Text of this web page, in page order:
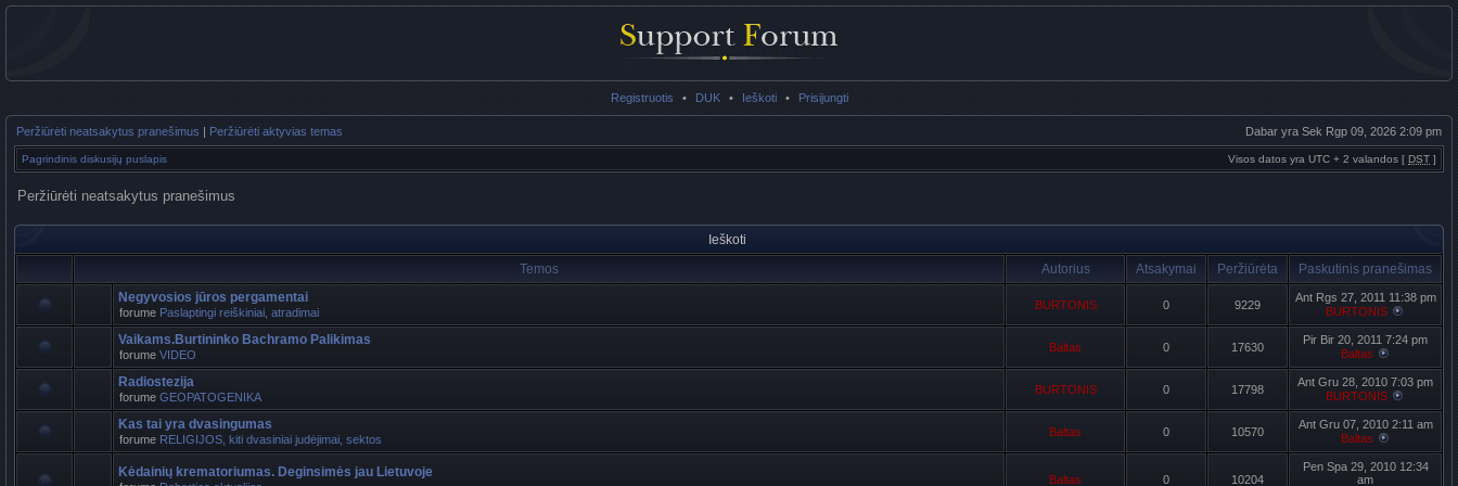
Registruotis • DUK • Ieškoti • Prisijungti
Peržiūrėti neatsakytus pranešimus | Peržiūrėti aktyvias temas Dabar yra Sek Rgp 09, 2026 2:09 pm
Pagrindinis diskusijų puslapis Visos datos yra UTC + 2 valandos [ DST ]
Peržiūrėti neatsakytus pranešimus
Ieškoti
Temos
Autorius Atsakymai Peržiūrėta
Paskutinis pranešimas
Negyvosios jūros pergamentai
forume Paslaptingi reiškiniai, atradimai
BURTONIS 0 9229
Ant Rgs 27, 2011 11:38 pm
BURTONIS
Vaikams.Burtininko Bachramo Palikimas
forume VIDEO
Baltas 0 17630
Pir Bir 20, 2011 7:24 pm
Baltas
Radiostezija
forume GEOPATOGENIKA
BURTONIS 0 17798
Ant Gru 28, 2010 7:03 pm
BURTONIS
Kas tai yra dvasingumas
forume RELIGIJOS, kiti dvasiniai judėjimai, sektos
Baltas 0 10570
Ant Gru 07, 2010 2:11 am
Baltas
Kėdainių krematoriumas. Deginsimės jau Lietuvoje Baltas 0 10204
Pen Spa 29, 2010 12:34
am